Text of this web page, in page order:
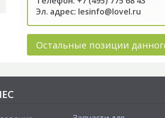
Эл. адрес: lesinfo@lovel.ru
Остальные позиции